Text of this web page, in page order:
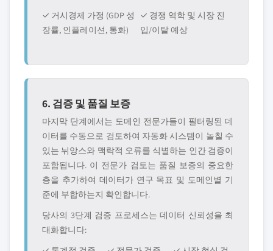
✓ 거시경제 가정 (GDP 성
장률, 인플레이션, 통화)
✓ 경쟁 역학 및 시장 진
입/이탈 예상
6. 검증 및 품질 보증
마지막 단계에서는 도메인 전문가들이 필터링된 데
이터를 수동으로 검토하여 자동화 시스템이 놀칠 수
있는 뉘앙스와 맥락적 오류를 식별하는 인간 검증이
포함됩니다. 이 전문가 검토는 품질 보증의 중요한
층을 추가하여 데이터가 연구 목표 및 도메인별 기
준에 부합하는지 확인합니다.
당사의 3단계 검증 프로세스는 데이터 신뢰성을 최
대화합니다: